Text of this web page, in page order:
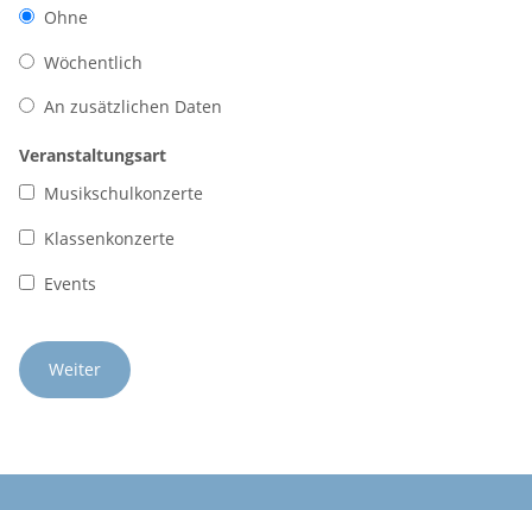
Ohne
Wöchentlich
An zusätzlichen Daten
Veranstaltungsart
Musikschulkonzerte
Klassenkonzerte
Events